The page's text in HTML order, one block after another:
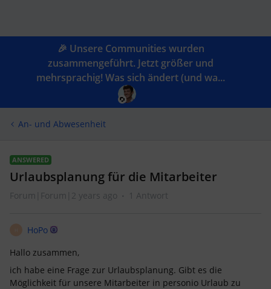
🎉 Unsere Communities wurden
zusammengeführt. Jetzt größer und
mehrsprachig! Was sich ändert (und wa...
An- und Abwesenheit
ANSWERED
Urlaubsplanung für die Mitarbeiter
Forum|Forum|2 years ago 1 Antwort
HoPo
Hallo zusammen,
ich habe eine Frage zur Urlaubsplanung. Gibt es die
Möglichkeit für unsere Mitarbeiter in personio Urlaub zu